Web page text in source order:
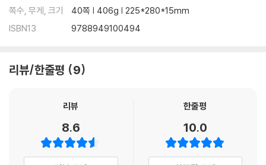
쪽수, 무게, 크기
40쪽 | 406g | 225*280*15mm
ISBN13
9788949100494
리뷰/한줄평 9
리뷰
8.6
한줄평
10.0